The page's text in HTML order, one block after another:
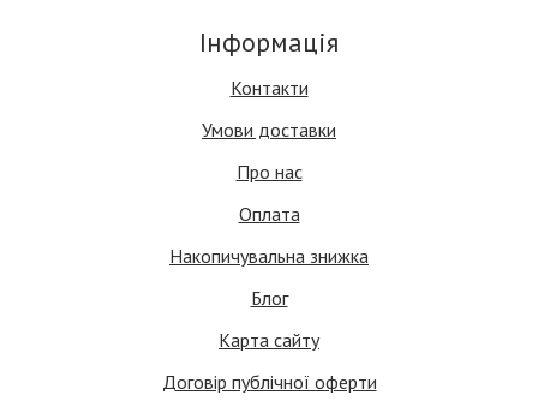
Інформація
Контакти
Умови доставки
Про нас
Оплата
Накопичувальна знижка
Блог
Карта сайту
Договір публічної оферти